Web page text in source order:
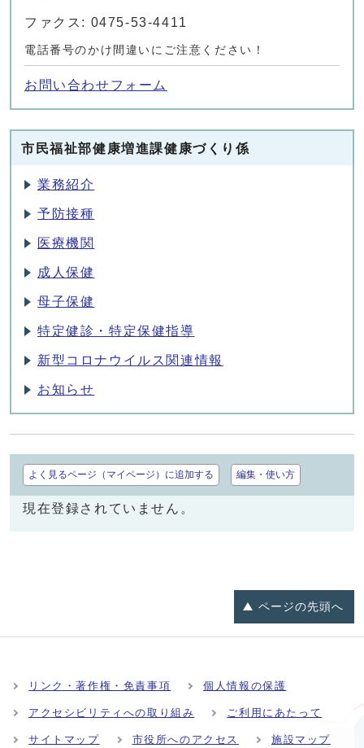
ファクス: 0475-53-4411
電話番号のかけ間違いにご注意ください！
お問い合わせフォーム
市民福祉部健康増進課健康づくり係
業務紹介
予防接種
医療機関
成人保健
母子保健
特定健診・特定保健指導
新型コロナウイルス関連情報
お知らせ
よく見るページ（マイページ）に追加する 編集・使い方
現在登録されていません。
ページの先頭へ
リンク・著作権・免責事項 個人情報の保護
アクセシビリティへの取り組み ご利用にあたって
サイトマップ 市役所へのアクセス 施設マップ